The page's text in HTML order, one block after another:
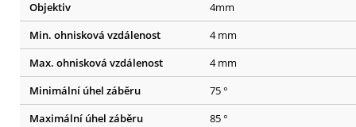
Objektiv
4mm
Min. ohnisková vzdálenost
4 mm
Max. ohnisková vzdálenost
4 mm
Minimální úhel záběru
75 °
Maximální úhel záběru
85 °